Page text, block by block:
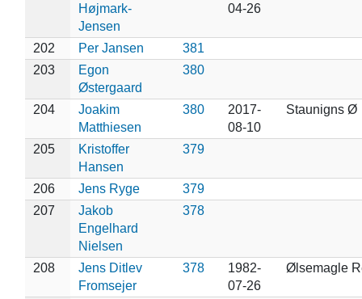
Højmark-
Jensen
04-26
202 Per Jansen
381
203
Egon
Østergaard
380
204
Joakim
Matthiesen
380
2017-
08-10
Staunigns Ø
205
Kristoffer
Hansen
379
206 Jens Ryge
379
207
Jakob
Engelhard
Nielsen
378
208
Jens Ditlev
Fromsejer
378
1982-
07-26
Ølsemagle